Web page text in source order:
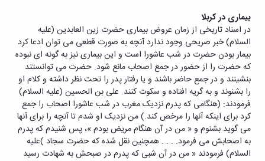
بیماری در کربلا
در اسناد تاریخی از زمان عروض بیماری حضرت زین العابدین (علیه
السلام) خبر صریحی وجود ندارد آنچه به صورت قطعی می توان ادعا کرد
بیمار بودن حضرت در شب عاشورا است و این بیماری نیز به گونه ای نبوده
که حضرت را از حضور در جمع اصحاب مانع شود. حضرت می توانستند
بنشینند و در جمع حاضر باشند و یا رفتار پدر را تحت نظر داشته و کلام او
را بشنوند و به گریه افتاده و سکوت کنند. علی بن الحسین (علیه السلام)
فرمودند: (هنگامی که پدرم نزدیک مغرب در شب عاشورا اصحاب را جمع
کرد برای اینکه آنها را مرخص کند.) من نزدیک او شدم تا آنچه را برای آنها
می گوید بشنوم و « من در آن هنگام مریض بودم »، پس شنیدم که پدرم
به اصحابش می فرمود. . . . همچنین نقل شده که حضرت سجاد )علیه
السلام) فرمودند « من در آن شبی که پدرم در صبحش به شهادت رسید